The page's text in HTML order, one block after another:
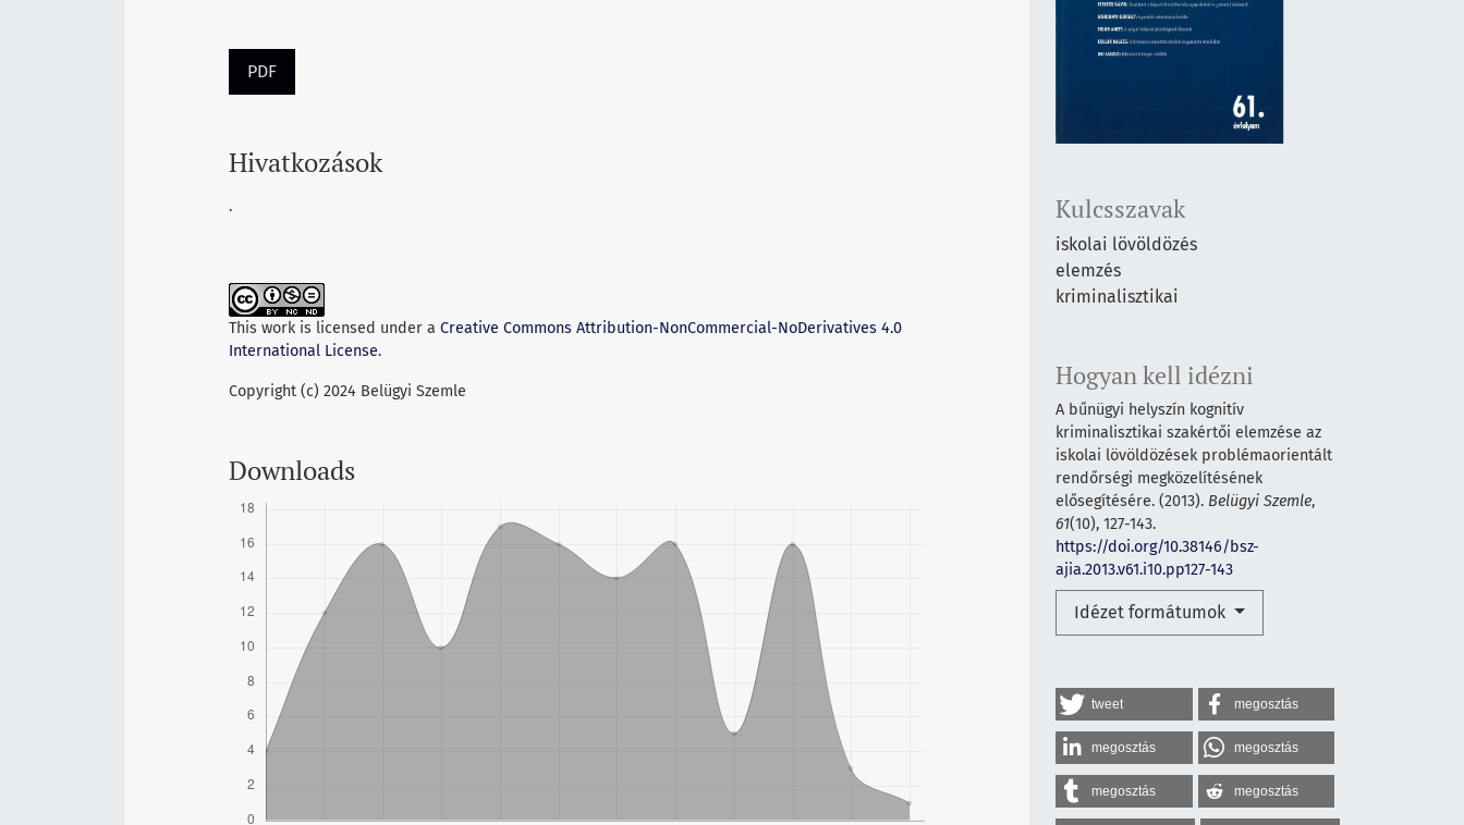
Kulcsszavak
iskolai lövöldözés
elemzés
kriminalisztikai
Hogyan kell idézni
A bűnügyi helyszín kognitív
kriminalisztikai szakértői elemzése az
iskolai lövöldözések problémaorientált
rendőrségi megközelítésének
elősegítésére. (2013). Belügyi Szemle,
61(10), 127-143.
https://doi.org/10.38146/bsz-
ajia.2013.v61.i10.pp127-143
Idézet formátumok
tweet megosztás
megosztás megosztás
megosztás megosztás
PDF
Hivatkozások
.
This work is licensed under a Creative Commons Attribution-NonCommercial-NoDerivatives 4.0
International License.
Copyright (c) 2024 Belügyi Szemle
Downloads